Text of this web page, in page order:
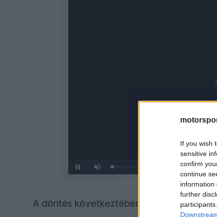
If you wish
sensitive
confirm
continue
information
further
Pause UnmuteLoaded
A döntés következtében Max